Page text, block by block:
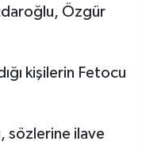
Özgür
kişilerin Fetocu
sözlerine ilave